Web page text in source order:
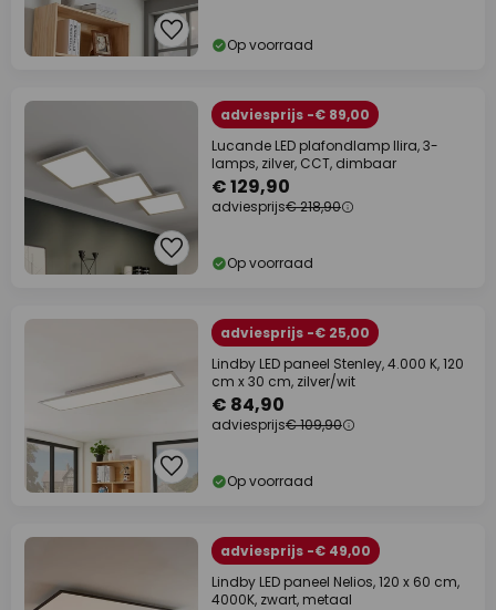
Op voorraad
adviesprijs -€ 89,00
Lucande LED plafondlamp Ilira, 3-
lamps, zilver, CCT, dimbaar
€ 129,90
adviesprijs€ 218,90
Op voorraad
adviesprijs -€ 25,00
Lindby LED paneel Stenley, 4.000 K, 120
cm x 30 cm, zilver/wit
€ 84,90
adviesprijs€ 109,90
Op voorraad
adviesprijs -€ 49,00
Lindby LED paneel Nelios, 120 x 60 cm,
4000K, zwart, metaal